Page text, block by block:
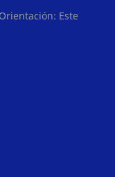
Orientación: Este